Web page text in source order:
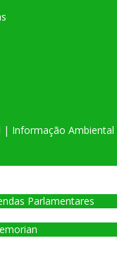
Informação Ambiental
Parlamentares